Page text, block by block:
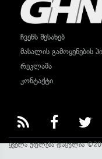
ჩვენს შესახებ
მასალის გამოყენების
რეკლამა
კონტაქტი
ყველა უფლება დაცულია